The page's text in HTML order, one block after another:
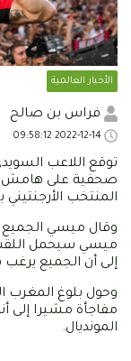
الأخبار العالمية
فراس بن صالح
توقع اللاعب
صحفية على هامش
المنتخب
وقال ميسي الجميع
ميسي سيحمل اللقب
إلى أن الجميع يرغب
وحول بلوغ المغرب
مفاجأة مشيرا إلى
المونديال.